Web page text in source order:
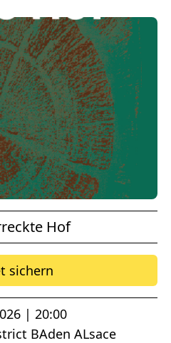
Hof
sichern
| 20:00
BAden ALsace